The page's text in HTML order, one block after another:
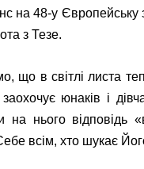
на 48-у Європейську
з Тезе.
що в світлі листа
юнаків і
нього відповідь
всім, хто шукає